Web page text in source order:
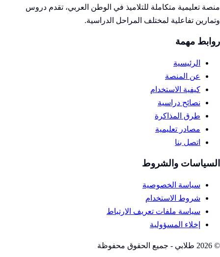
منصة تعليمية متكاملة للتلاميذ في الوطن العربي، تقدم دروس
وتمارين تفاعلية لمختلف المراحل الدراسية.
روابط مهمة
الرئيسية
عن المنصة
كيفية الاستخدام
نصائح دراسية
طرق المذاكرة
مصادر تعليمية
اتصل بنا
السياسات والشروط
سياسة الخصوصية
شروط الاستخدام
سياسة ملفات تعريف الارتباط
إخلاء المسؤولية
©
2026 طلابي - جميع الحقوق محفوظة